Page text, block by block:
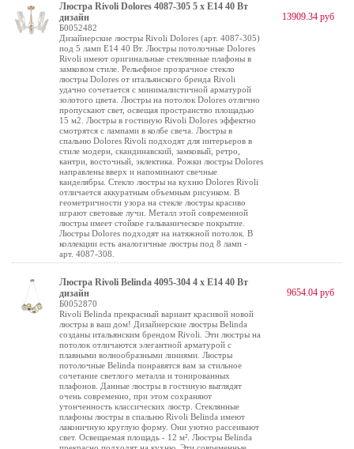
Люстра Rivoli Dolores 4087-305 5 х Е14 40 Вт
дизайн
Б0052482
Дизайнерские люстры Rivoli Dolores (арт. 4087-305)
под 5 ламп Е14 40 Вт. Люстры потолочные Dolores
Rivoli имеют оригинальные стеклянные плафоны в
замковом стиле. Рельефное прозрачное стекло
люстры Dolores от итальянского бренда Rivoli
удачно сочетается с минималистичной арматурой
золотого цвета. Люстры на потолок Dolores отлично
пропускают свет, освещая пространство площадью
15 м2. Люстры в гостиную Rivoli Dolores эффектно
смотрятся с лампами в колбе свеча. Люстры в
спальню Dolores Rivoli подходят для интерьеров в
стиле модерн, скандинавский, замковый, ретро,
кантри, восточный, эклектика. Рожки люстры Dolores
направлены вверх и напоминают свечные
канделябры. Стекло люстры на кухню Dolores Rivoli
отличается аккуратным объемным рисунком. В
геометричности узора на стекле люстры красиво
играют световые лучи. Металл этой современной
люстры имеет стойкое гальваническое покрытие.
Люстры Dolores подходят на натяжной потолок. В
коллекции есть аналогичные люстры под 8 ламп -
арт. 4087-308.
13909.34 руб
Люстра Rivoli Belinda 4095-304 4 х E14 40 Вт
дизайн
Б0052870
Rivoli Belinda прекрасный вариант красивой новой
люстры в ваш дом! Дизайнерские люстры Belinda
созданы итальянским брендом Rivoli. Эти люстры на
потолок отличаются элегантной арматурой с
плавными волнообразными линиями. Люстры
потолочные Belinda понравятся вам за стильное
сочетание светлого металла и тонированных
плафонов. Данные люстры в гостиную выглядят
очень современно, при этом сохраняют
утонченность классических люстр. Стеклянные
плафоны люстры в спальню Rivoli Belinda имеют
лаконичную круглую форму. Они уютно рассеивают
свет. Освещаемая площадь - 12 м². Люстры Belinda
9654.04 руб